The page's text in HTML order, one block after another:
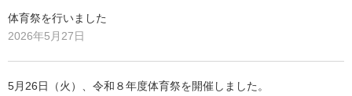
体育祭を行いました
2026年5月27日
5月26日（火）、令和８年度体育祭を開催しました。